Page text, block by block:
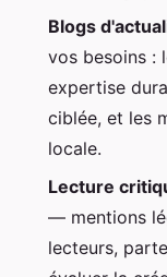
Blogs
vos besoins :
expertise
ciblée, et les
locale.
Lecture
— mentions
lecteurs,